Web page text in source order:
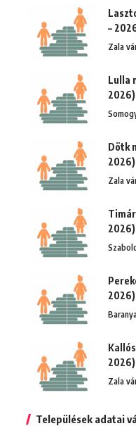
–
Zala
Lulla
2026)
Dötk
2026)
Zala
2026)
2026)
2026)
Zala
Települések adatai